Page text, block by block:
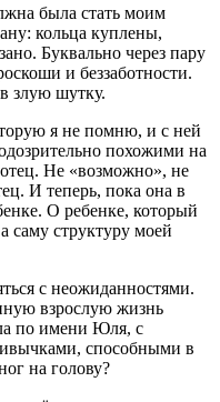
была стать моим
кольца куплены,
Буквально через пару
и беззаботности.
злую шутку.
я не помню, и с ней
похожими на
Не «возможно», не
И теперь, пока она в
О ребенке, который
саму структуру моей
с неожиданностями.
взрослую жизнь
по имени Юля, с
способными в
на голову?